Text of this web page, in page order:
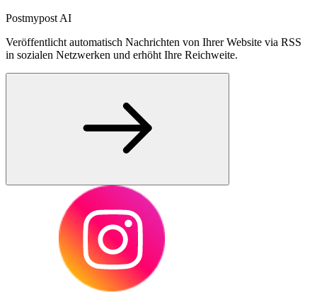
Postmypost AI
Veröffentlicht automatisch Nachrichten von Ihrer Website via RSS
in sozialen Netzwerken und erhöht Ihre Reichweite.